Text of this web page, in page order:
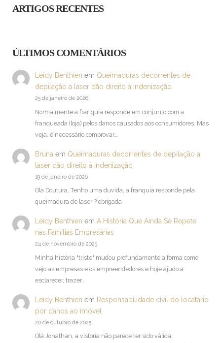
ARTIGOS RECENTES
ÚLTIMOS COMENTÁRIOS
Leidy Benthien em Queimaduras decorrentes de
depilação a laser dão direito à indenização
25 de janeiro de 2026
Normalmente a franquia responde em conjunto com a
franqueada (loja) pelos danos causados aos consumidores. Mas
veja, é necessário comprovar…
Bruna em Queimaduras decorrentes de depilação a
laser dão direito à indenização
19 de janeiro de 2026
Ola Doutura, Tenho uma duvida, a franquia responde pela
queimadura de laser ? obrigada
Leidy Benthien em A História Que Ainda Se Repete
nas Famílias Empresárias
24 de novembro de 2025
Minha história "triste" mudou profundamente a forma como
vejo as empresas e os empreendedores e hoje ajudo a
esclarecer, trazer…
Leidy Benthien em Responsabilidade civil do locatário
por danos ao imóvel
20 de outubro de 2025
Olá Jonathan, a vistoria não parece ter sido válida,